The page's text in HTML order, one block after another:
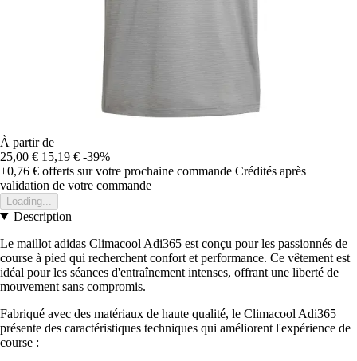
À partir de
25,00 € 15,19 € -39%
+0,76 € offerts sur votre prochaine commande Crédités après
validation de votre commande
Loading...
Description
Le maillot adidas Climacool Adi365 est conçu pour les passionnés de
course à pied qui recherchent confort et performance. Ce vêtement est
idéal pour les séances d'entraînement intenses, offrant une liberté de
mouvement sans compromis.
Fabriqué avec des matériaux de haute qualité, le Climacool Adi365
présente des caractéristiques techniques qui améliorent l'expérience de
course :